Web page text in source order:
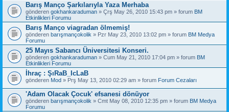
Barış Manço Şarkılarıyla Yaza Merhaba
gönderen gokhankaraduman » Çrş May 26, 2010 15:43 pm » forum BM
Etkinlikleri Forumu
Barış Manço viagradan ölmemiş!
gönderen barışmançokolik » Pzr May 23, 2010 13:02 pm » forum BM Medya
Forumu
25 Mayıs Sabancı Üniversitesi Konseri.
gönderen gokhankaraduman » Cum May 21, 2010 17:04 pm » forum BM
Etkinlikleri Forumu
İhraç : ŞıRaB_IcLaB
gönderen Mod » Prş May 13, 2010 02:29 am » forum Forum Cezaları
'Adam Olacak Çocuk' efsanesi dönüyor
gönderen barışmançokolik » Cmt May 08, 2010 12:35 pm » forum BM Medya
Forumu